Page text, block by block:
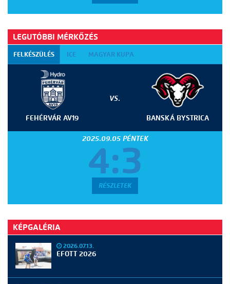
LEGUTÓBBI MÉRKŐZÉS
FELKÉSZÜLÉS ICE MAGYAR KUPA
FEHÉRVÁR AV19
VS.
BANSKÁ BYSTRICA
2025.09.05 PÉNTEK
4:3
RÉSZLETEK
KÉPGALÉRIA
2026.07.13.
EFOTT 2026